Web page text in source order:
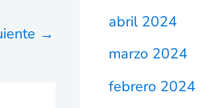
→
abril 2024
marzo 2024
febrero 2024